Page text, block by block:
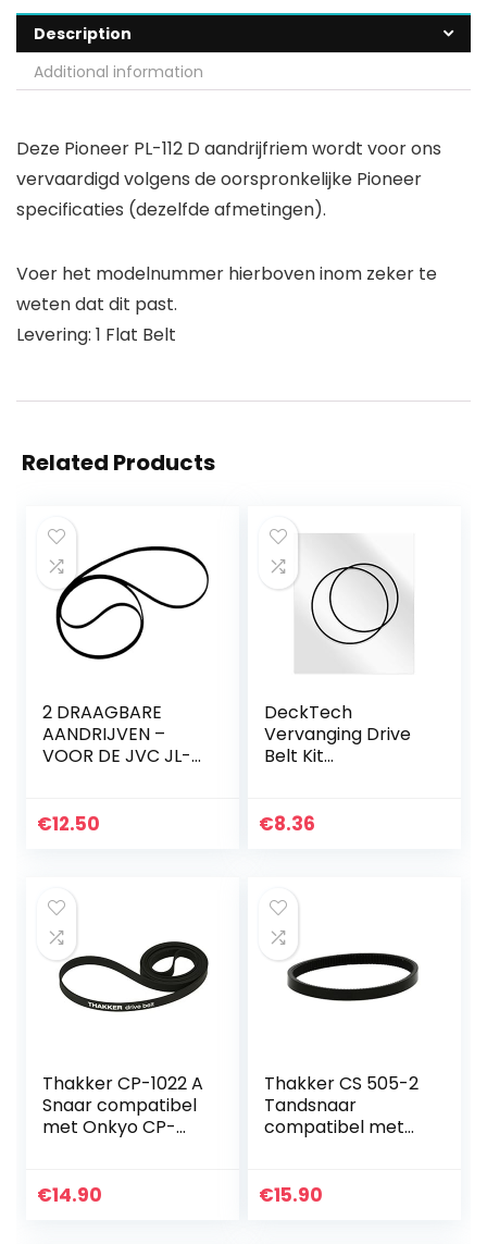
Description
Additional information
Deze Pioneer PL-112 D aandrijfriem wordt voor ons
vervaardigd volgens de oorspronkelijke Pioneer
specificaties (dezelfde afmetingen).
Voer het modelnummer hierboven inom zeker te
weten dat dit past.
Levering: 1 Flat Belt
Related Products
2 DRAAGBARE
AANDRIJVEN –
VOOR DE JVC JL-
€12.50
DeckTech
Vervanging Drive
Belt Kit
WM34 WM 34
rubberen riem)
€8.36
Thakker CP-1022 A
Snaar compatibel
met Onkyo CP-
Aandrijfriemen
€14.90
Thakker CS 505-2
Tandsnaar
compatibel met
Tandsnaar
€15.90